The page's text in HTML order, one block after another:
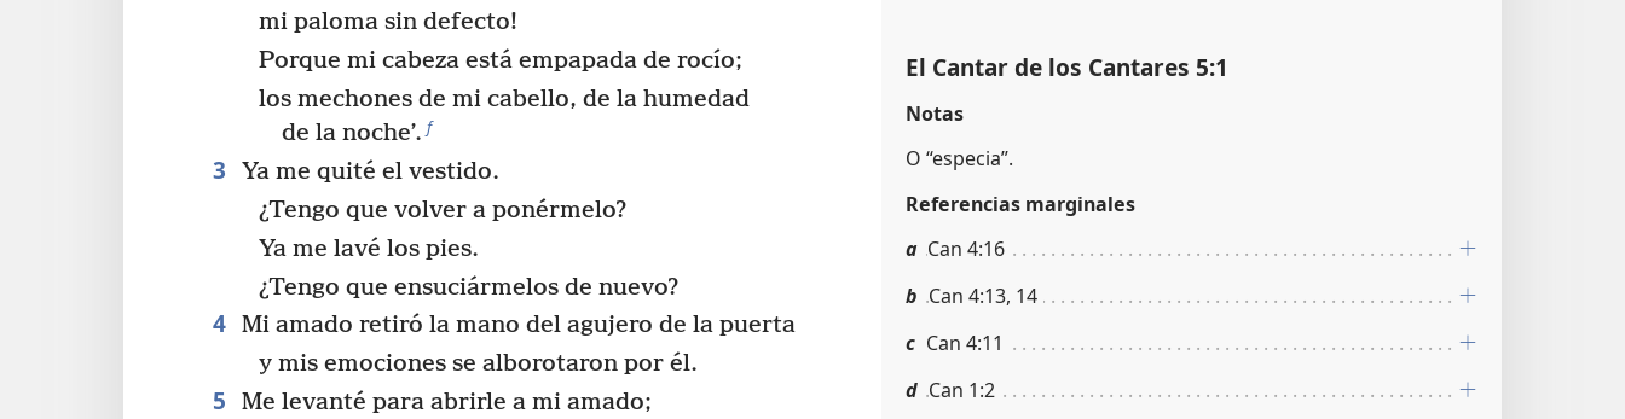
mi paloma sin defecto!
Porque mi cabeza está empapada de rocío;
los mechones de mi cabello, de la humedad
de la noche’. f
3
Ya me quité el vestido.
¿Tengo que volver a ponérmelo?
Ya me lavé los pies.
¿Tengo que ensuciármelos de nuevo?
4 Mi amado retiró la mano del agujero de la puerta
y mis emociones se alborotaron por él.
5
Me levanté para abrirle a mi amado;
El Cantar de los Cantares 5:1
Notas
O “especia”.
Referencias marginales
a Can 4:16
b Can 4:13, 14
c Can 4:11
d Can 1:2